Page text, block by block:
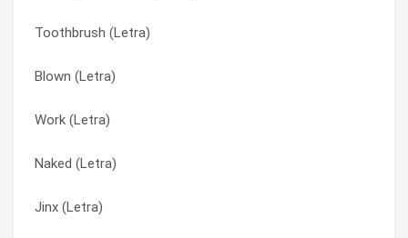
Toothbrush (Letra)
Blown (Letra)
Work (Letra)
Naked (Letra)
Jinx (Letra)
Work (Letra)
Unsweet (Letra)
Jinx (Letra)
Blown (Letra)
Be Mean (Letra)
Be Mean (Letra)
Blown (Letra)
Body Moves (Letra)
Cake By The Ocean (Letra)
DNCE (Letra)